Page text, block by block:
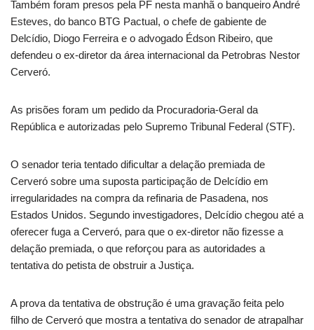
Também foram presos pela PF nesta manhã o banqueiro André
Esteves, do banco BTG Pactual, o chefe de gabiente de
Delcídio, Diogo Ferreira e o advogado Édson Ribeiro, que
defendeu o ex-diretor da área internacional da Petrobras Nestor
Cerveró.
As prisões foram um pedido da Procuradoria-Geral da
República e autorizadas pelo Supremo Tribunal Federal (STF).
O senador teria tentado dificultar a delação premiada de
Cerveró sobre uma suposta participação de Delcídio em
irregularidades na compra da refinaria de Pasadena, nos
Estados Unidos. Segundo investigadores, Delcídio chegou até a
oferecer fuga a Cerveró, para que o ex-diretor não fizesse a
delação premiada, o que reforçou para as autoridades a
tentativa do petista de obstruir a Justiça.
A prova da tentativa de obstrução é uma gravação feita pelo
filho de Cerveró que mostra a tentativa do senador de atrapalhar